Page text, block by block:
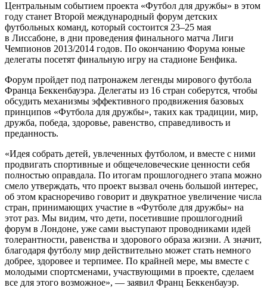
Центральным событием проекта «Футбол для дружбы» в этом
году станет Второй международный форум детских
футбольных команд, который состоится 23–25 мая
в Лиссабоне, в дни проведения финального матча Лиги
Чемпионов 2013/2014 годов. По окончанию Форума юные
делегаты посетят финальную игру на стадионе Бенфика.
Форум пройдет под патронажем легенды мирового футбола
Франца Беккенбауэра. Делегаты из 16 стран соберутся, чтобы
обсудить механизмы эффективного продвижения базовых
принципов «Футбола для дружбы», таких как традиции, мир,
дружба, победа, здоровье, равенство, справедливость и
преданность.
«Идея собрать детей, увлеченных футболом, и вместе с ними
продвигать спортивные и общечеловеческие ценности себя
полностью оправдала. По итогам прошлогоднего этапа можно
смело утверждать, что проект вызвал очень большой интерес,
об этом красноречиво говорит и двукратное увеличение числа
стран, принимающих участие в «Футболе для дружбы» на
этот раз. Мы видим, что дети, посетившие прошлогодний
форум в Лондоне, уже сами выступают проводниками идей
толерантности, равенства и здорового образа жизни. А значит,
благодаря футболу мир действительно может стать немного
добрее, здоровее и терпимее. По крайней мере, мы вместе с
молодыми спортсменами, участвующими в проекте, сделаем
все для этого возможное», — заявил Франц Беккенбауэр.